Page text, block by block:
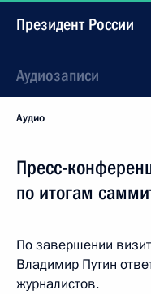
Президент России
Аудиозаписи
Аудио
Пресс-
по итогам
По завершении
Владимир Путин
журналистов.